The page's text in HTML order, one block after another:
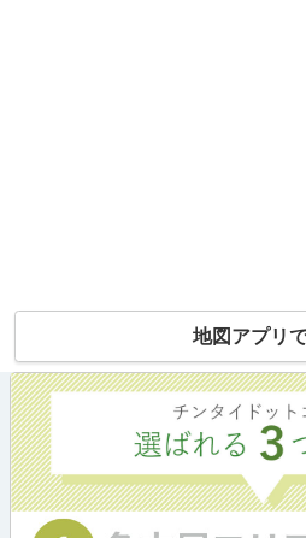
地図アプリ